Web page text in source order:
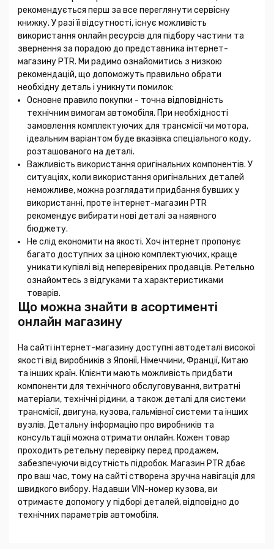
рекомендується перш за все переглянути сервісну
книжку. У разі її відсутності, існує можливість
використання онлайн ресурсів для підбору частини та
звернення за порадою до представника інтернет-
магазину PTR. Ми радимо ознайомитись з низкою
рекомендацій, що допоможуть правильно обрати
необхідну деталь і уникнути помилок:
Основне правило покупки - точна відповідність
технічним вимогам автомобіля. При необхідності
замовлення комплектуючих для трансмісії чи мотора,
ідеальним варіантом буде вказівка спеціального коду,
розташованого на деталі.
Важливість використання оригінальних компонентів. У
ситуаціях, коли використання оригінальних деталей
неможливе, можна розглядати придбання бувших у
використанні, проте інтернет-магазин PTR
рекомендує вибирати нові деталі за наявного
бюджету.
Не слід економити на якості. Хоч інтернет пропонує
багато доступних за ціною комплектуючих, краще
уникати купівлі від неперевірених продавців. Ретельно
ознайомтесь з відгуками та характеристиками
товарів.
Що можна знайти в асортименті
онлайн магазину
На сайті інтернет-магазину доступні автодеталі високої
якості від виробників з Японії, Німеччини, Франції, Китаю
та інших країн. Клієнти мають можливість придбати
компоненти для технічного обслуговування, витратні
матеріали, технічні рідини, а також деталі для системи
трансмісії, двигуна, кузова, гальмівної системи та інших
вузлів. Детальну інформацію про виробників та
консультації можна отримати онлайн. Кожен товар
проходить ретельну перевірку перед продажем,
забезпечуючи відсутність підробок. Магазин PTR дбає
про ваш час, тому на сайті створена зручна навігація для
швидкого вибору. Надавши VIN-номер кузова, ви
отримаєте допомогу у підборі деталей, відповідно до
технічних параметрів автомобіля.